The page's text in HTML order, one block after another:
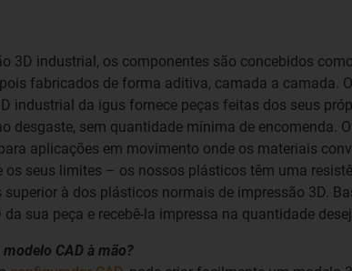
3D industrial, os componentes são concebidos
fabricados de forma aditiva, camada a camada.
industrial da igus fornece peças feitas dos seus
desgaste, sem quantidade mínima de encomenda.
aplicações em movimento onde os materiais
os seus limites – os nossos plásticos têm uma
superior à dos plásticos normais de impressão 3D.
da sua peça e recebê-la impressa na quantidade
modelo CAD à mão?